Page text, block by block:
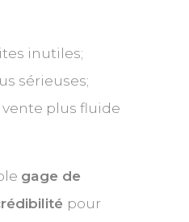
inutiles;
sérieuses;
plus fluide
gage de
pour